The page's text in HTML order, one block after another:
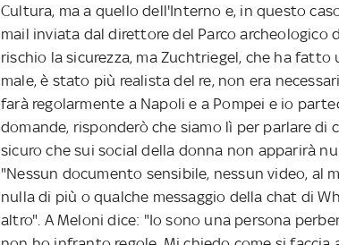
Cultura, ma a quello dell'Interno e, in questo
mail inviata dal direttore del Parco archeologico
rischio la sicurezza, ma Zuchtriegel, che ha
male, è stato più realista del re, non era
farà regolarmente a Napoli e a Pompei e io
domande, risponderò che siamo lì per parlare di
sicuro che sui social della donna non apparirà
"Nessun documento sensibile, nessun video, al
nulla di più o qualche messaggio della chat di
altro". A Meloni dice: "Io sono una persona